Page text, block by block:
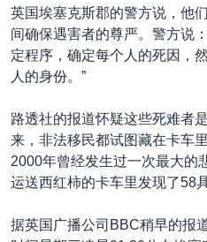
英国埃塞克斯郡的警方说，他
间确保遇害者的尊严。警方说
定程序，确定每个人的死因，
人的身份。”
路透社的报道怀疑这些死难者
来，非法移民都试图藏在卡车
2000年曾经发生过一次最大的
运送西红柿的卡车里发现了58
据英国广播公司BBC稍早的报